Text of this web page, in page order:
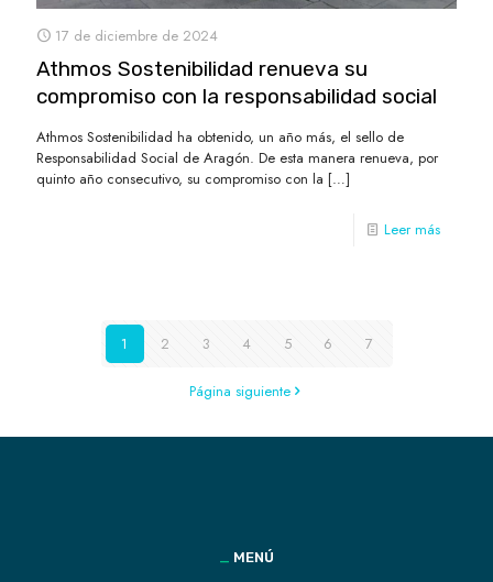
17 de diciembre de 2024
Athmos Sostenibilidad renueva su
compromiso con la responsabilidad social
Athmos Sostenibilidad ha obtenido, un año más, el sello de
Responsabilidad Social de Aragón. De esta manera renueva, por
quinto año consecutivo, su compromiso con la […]
Leer más
1 2 3 4 5 6 7
Página siguiente
MENÚ